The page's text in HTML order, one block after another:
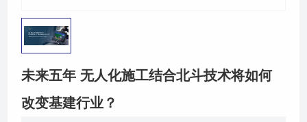
未来五年 无人化施工结合北斗技术将如何
改变基建行业？